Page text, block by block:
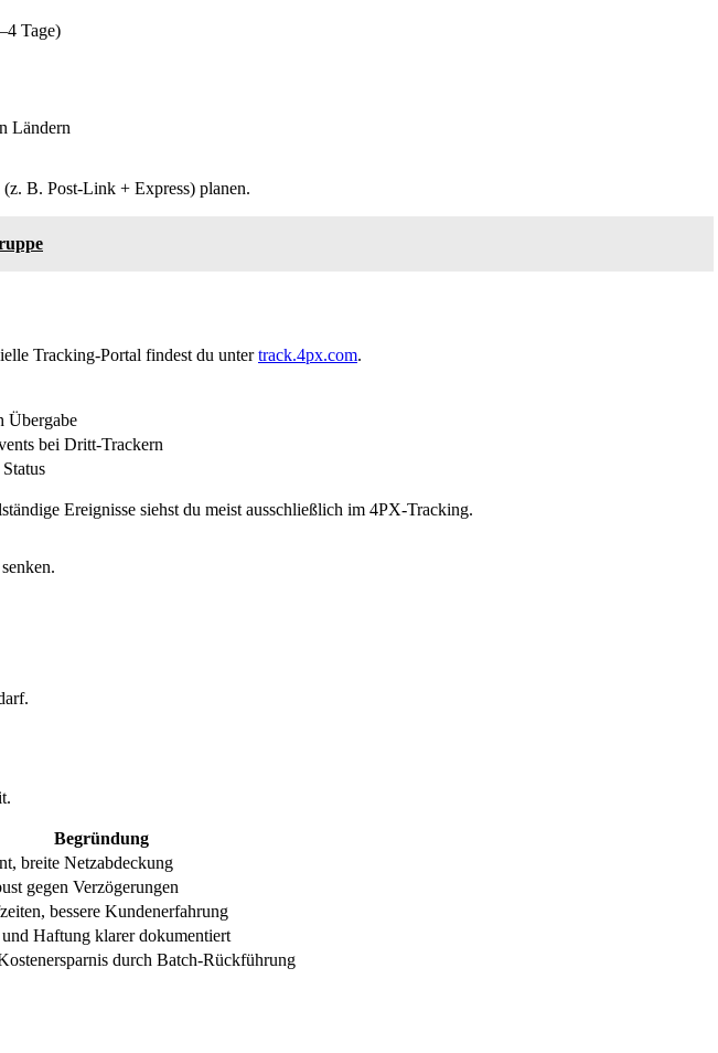
Tage)
Ländern
B. Post-Link + Express) planen.
Tracking-Portal findest du untertrack.4px.com.
Übergabe
bei Dritt-Trackern
Ereignisse siehst du meist ausschließlich im 4PX-Tracking.
Begründung
breite Netzabdeckung
gegen Verzögerungen
bessere Kundenerfahrung
Haftung klarer dokumentiert
durch Batch-Rückführung